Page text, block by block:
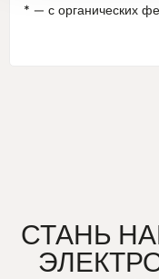
* — с органических
СТАНЬ